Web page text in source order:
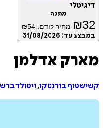
דיגיטלי
מתנה
₪32 מחיר קודם: ₪54
במבצע עד: 31/08/2026
מארק אדלמן
קשישטוף בורנטקו,ויטולד ברש